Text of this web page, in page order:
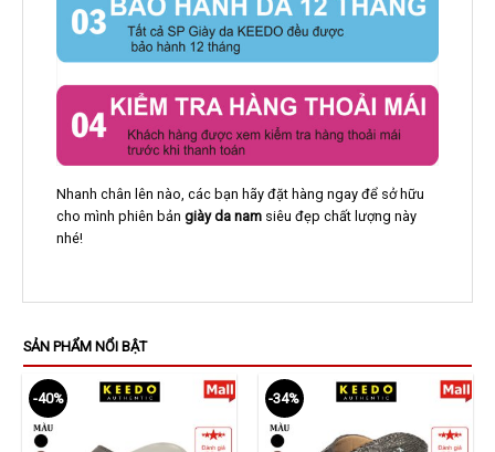
Nhanh chân lên nào, các bạn hãy đặt hàng ngay để sở hữu
cho mình phiên bản giày da namsiêu đẹp chất lượng này
nhé!
SẢN PHẨM NỔI BẬT
-40% -34%